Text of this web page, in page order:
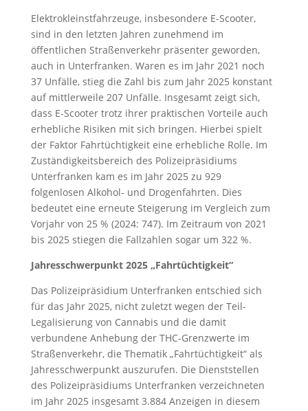
Elektrokleinstfahrzeuge, insbesondere E-Scooter,
sind in den letzten Jahren zunehmend im
öffentlichen Straßenverkehr präsenter geworden,
auch in Unterfranken. Waren es im Jahr 2021 noch
37 Unfälle, stieg die Zahl bis zum Jahr 2025 konstant
auf mittlerweile 207 Unfälle. Insgesamt zeigt sich,
dass E-Scooter trotz ihrer praktischen Vorteile auch
erhebliche Risiken mit sich bringen. Hierbei spielt
der Faktor Fahrtüchtigkeit eine erhebliche Rolle. Im
Zuständigkeitsbereich des Polizeipräsidiums
Unterfranken kam es im Jahr 2025 zu 929
folgenlosen Alkohol- und Drogenfahrten. Dies
bedeutet eine erneute Steigerung im Vergleich zum
Vorjahr von 25 % (2024: 747). Im Zeitraum von 2021
bis 2025 stiegen die Fallzahlen sogar um 322 %.
Jahresschwerpunkt 2025 „Fahrtüchtigkeit“
Das Polizeipräsidium Unterfranken entschied sich
für das Jahr 2025, nicht zuletzt wegen der Teil-
Legalisierung von Cannabis und die damit
verbundene Anhebung der THC-Grenzwerte im
Straßenverkehr, die Thematik „Fahrtüchtigkeit“ als
Jahresschwerpunkt auszurufen. Die Dienststellen
des Polizeipräsidiums Unterfranken verzeichneten
im Jahr 2025 insgesamt 3.884 Anzeigen in diesem